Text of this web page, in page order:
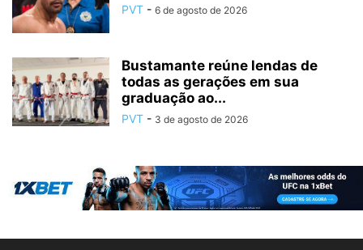
PVT - 6 de agosto de 2026
Bustamante reúne lendas de
todas as gerações em sua
graduação ao...
PVT - 3 de agosto de 2026